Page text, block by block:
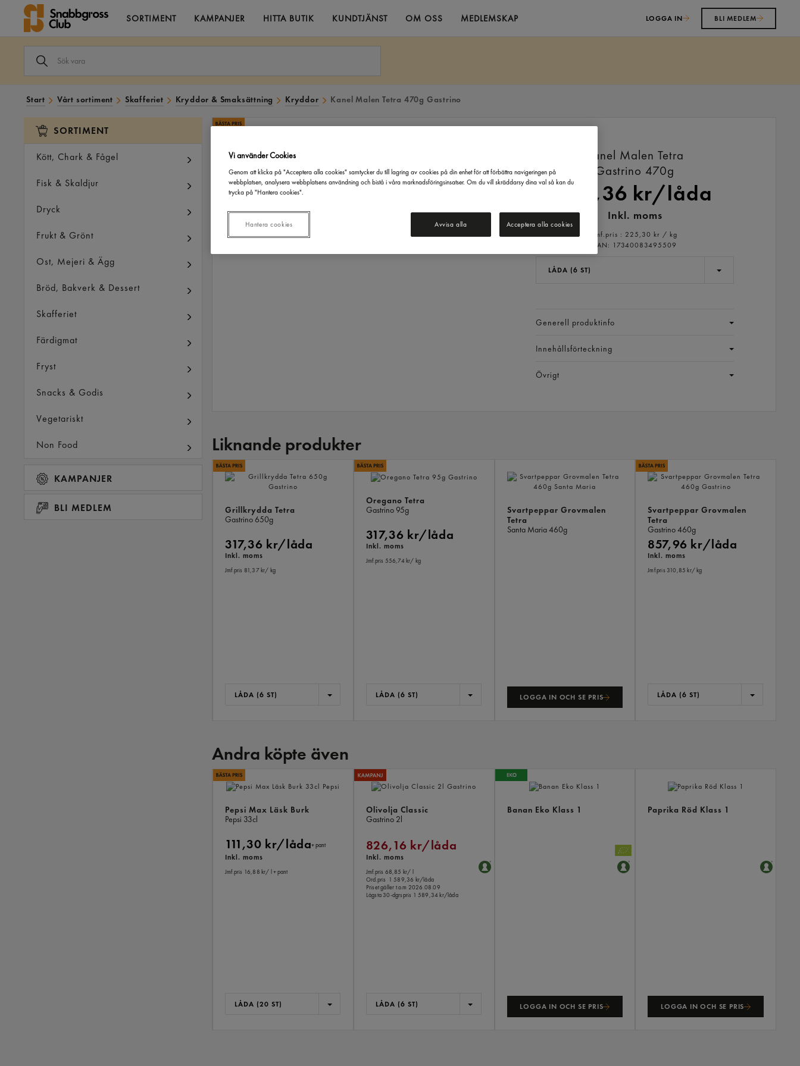
SORTIMENT KAMPANJER HITTA BUTIK KUNDTJÄNST OM OSS MEDLEMSKAP LOGGA IN BLI MEDLEM
VARA
Start Vårt sortiment Skafferiet Kryddor & Smaksättning Kryddor Kanel Malen Tetra 470g Gastrino
SORTIMENT
Kött, Chark & Fågel
Fisk & Skaldjur
Dryck
Frukt & Grönt
Ost, Mejeri & Ägg
Bröd, Bakverk & Dessert
Skafferiet
Färdigmat
Fryst
Snacks & Godis
Vegetariskt
Non Food
KAMPANJER
BLI MEDLEM
Kanel Malen Tetra
Gastrino 470g
635,36 kr/låda
Inkl. moms
Jmf.pris : 225,30 kr / kg
EAN: 17340083495509
LÅDA (6 ST)
Generell produktinfo
Innehållsförteckning
Övrigt
Liknande produkter
Grillkrydda Tetra
Gastrino 650g
317,36 kr/låda
Inkl. moms
Jmf.pris 81,37 kr/ kg
LÅDA (6 ST)
Oregano Tetra
Gastrino95g
317,36 kr/låda
Inkl. moms
Jmf.pris 556,74 kr/ kg
LÅDA (6 ST)
Svartpeppar Grovmalen
Tetra
Santa Maria460g
LOGGA IN OCH SE PRIS
Svartpeppar Grovmalen
Tetra
Gastrino460g
857,96 kr/låda
Inkl. moms
Jmf.pris 310,85 kr/ kg
LÅDA (6 ST)
Andra köpte även
Pepsi Max Läsk Burk
Pepsi 33cl
111,30 kr/låda+ pant
Inkl. moms
Jmf.pris 16,88 kr/ l+ pant
LÅDA (20 ST)
Olivolja Classic
Gastrino 2l
826,16 kr/låda
Inkl. moms
Jmf.pris 68,85 kr/ l
Ord.pris
1 589,36 kr/låda
Priset gäller t.o.m 2026.08.09
Lägsta 30-dgrspris 1 589,34 kr/låda
LÅDA (6 ST)
Banan Eko Klass 1
LOGGA IN OCH SE PRIS
Paprika Röd Klass 1
LOGGA IN OCH SE PRIS
Vi använder Cookies
Genom att klicka på "Acceptera alla cookies" samtycker du till lagring av cookies på din enhet för att förbättra navigeringen på
webbplatsen, analysera webbplatsens användning och bistå i våra marknadsföringsinsatser. Om du vill skräddarsy dina val så kan du
trycka på "Hantera cookies".
Avvisa alla Acceptera alla cookies
Hantera cookies